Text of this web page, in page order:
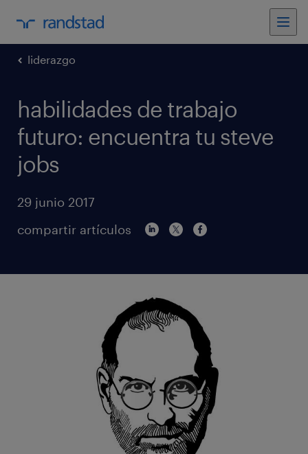
liderazgo
habilidades de trabajo
futuro: encuentra tu steve
jobs
29 junio 2017
compartir artículos